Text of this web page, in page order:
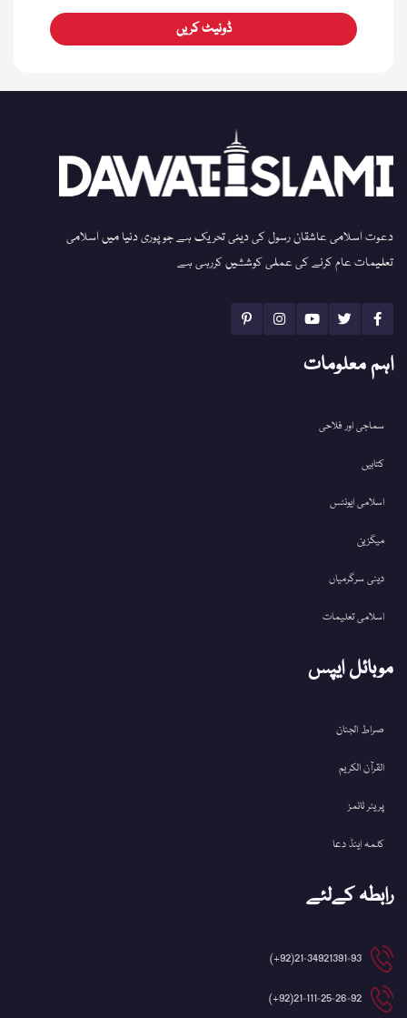
ڈونیٹ کریں
دعوت اسلامی عاشقان رسول کی دینی تحریک ہے جو پوری دنیا میں اسلامی
تعلیمات عام کرنے کی عملی کوششیں کررہی ہے
اہم معلومات
سماجی اور فلاحی
کتابیں
اسلامی ایونٹس
میگزین
دینی سرگرمیاں
اسلامی تعلیمات
موبائل ایپس
صراط الجنان
القرآن الکریم
پریئر ٹائمز
کلمہ اینڈ دعا
رابطہ کےلئے
21-34921391-93(92+)
21-111-25-26-92(92+)